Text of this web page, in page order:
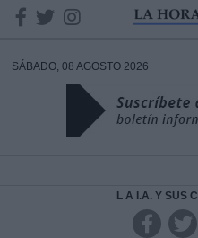
SÁBADO, 08 AGOSTO 2026
L A I.A. Y SUS
DATOS
Responsable: